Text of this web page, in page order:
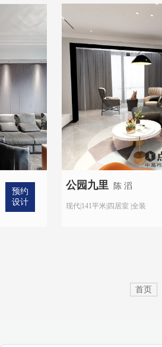
预约
设计
公园九里 陈 滔
现代|141平米|四居室 |全装
首页